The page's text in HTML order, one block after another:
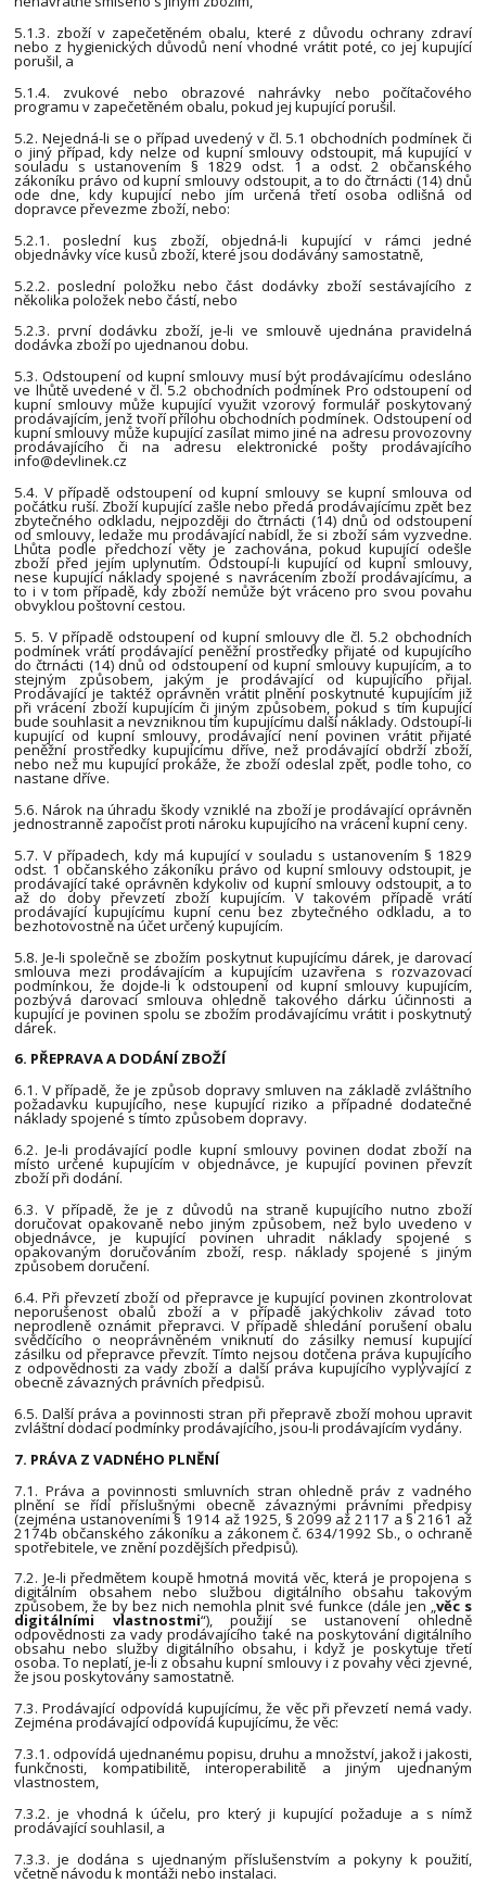
5.1.3. zboží v zapečetěném obalu, které z důvodu ochrany zdraví
nebo z hygienických důvodů není vhodné vrátit poté, co jej kupující
porušil, a
5.1.4. zvukové nebo obrazové nahrávky nebo počítačového
programu v zapečetěném obalu, pokud jej kupující porušil.
5.2. Nejedná-li se o případ uvedený v čl. 5.1 obchodních podmínek či
o jiný případ, kdy nelze od kupní smlouvy odstoupit, má kupující v
souladu s ustanovením § 1829 odst. 1 a odst. 2 občanského
zákoníku právo od kupní smlouvy odstoupit, a to do čtrnácti (14) dnů
ode dne, kdy kupující nebo jím určená třetí osoba odlišná od
dopravce převezme zboží, nebo:
5.2.1. poslední kus zboží, objedná-li kupující v rámci jedné
objednávky více kusů zboží, které jsou dodávány samostatně,
5.2.2. poslední položku nebo část dodávky zboží sestávajícího z
několika položek nebo částí, nebo
5.2.3. první dodávku zboží, je-li ve smlouvě ujednána pravidelná
dodávka zboží po ujednanou dobu.
5.3. Odstoupení od kupní smlouvy musí být prodávajícímu odesláno
ve lhůtě uvedené v čl. 5.2 obchodních podmínek Pro odstoupení od
kupní smlouvy může kupující využit vzorový formulář poskytovaný
prodávajícím, jenž tvoří přílohu obchodních podmínek. Odstoupení od
kupní smlouvy může kupující zasílat mimo jiné na adresu provozovny
prodávajícího či na adresu elektronické pošty prodávajícího
info@devlinek.cz
5.4. V případě odstoupení od kupní smlouvy se kupní smlouva od
počátku ruší. Zboží kupující zašle nebo předá prodávajícímu zpět bez
zbytečného odkladu, nejpozději do čtrnácti (14) dnů od odstoupení
od smlouvy, ledaže mu prodávající nabídl, že si zboží sám vyzvedne.
Lhůta podle předchozí věty je zachována, pokud kupující odešle
zboží před jejím uplynutím. Odstoupí-li kupující od kupní smlouvy,
nese kupující náklady spojené s navrácením zboží prodávajícímu, a
to i v tom případě, kdy zboží nemůže být vráceno pro svou povahu
obvyklou poštovní cestou.
5. 5. V případě odstoupení od kupní smlouvy dle čl. 5.2 obchodních
podmínek vrátí prodávající peněžní prostředky přijaté od kupujícího
do čtrnácti (14) dnů od odstoupení od kupní smlouvy kupujícím, a to
stejným způsobem, jakým je prodávající od kupujícího přijal.
Prodávající je taktéž oprávněn vrátit plnění poskytnuté kupujícím již
při vrácení zboží kupujícím či jiným způsobem, pokud s tím kupující
bude souhlasit a nevzniknou tím kupujícímu další náklady. Odstoupí-li
kupující od kupní smlouvy, prodávající není povinen vrátit přijaté
peněžní prostředky kupujícímu dříve, než prodávající obdrží zboží,
nebo než mu kupující prokáže, že zboží odeslal zpět, podle toho, co
nastane dříve.
5.6. Nárok na úhradu škody vzniklé na zboží je prodávající oprávněn
jednostranně započíst proti nároku kupujícího na vrácení kupní ceny.
5.7. V případech, kdy má kupující v souladu s ustanovením § 1829
odst. 1 občanského zákoníku právo od kupní smlouvy odstoupit, je
prodávající také oprávněn kdykoliv od kupní smlouvy odstoupit, a to
až do doby převzetí zboží kupujícím. V takovém případě vrátí
prodávající kupujícímu kupní cenu bez zbytečného odkladu, a to
bezhotovostně na účet určený kupujícím.
5.8. Je-li společně se zbožím poskytnut kupujícímu dárek, je darovací
smlouva mezi prodávajícím a kupujícím uzavřena s rozvazovací
podmínkou, že dojde-li k odstoupení od kupní smlouvy kupujícím,
pozbývá darovací smlouva ohledně takového dárku účinnosti a
kupující je povinen spolu se zbožím prodávajícímu vrátit i poskytnutý
dárek.
6. PŘEPRAVA A DODÁNÍ ZBOŽÍ
6.1. V případě, že je způsob dopravy smluven na základě zvláštního
požadavku kupujícího, nese kupující riziko a případné dodatečné
náklady spojené s tímto způsobem dopravy.
6.2. Je-li prodávající podle kupní smlouvy povinen dodat zboží na
místo určené kupujícím v objednávce, je kupující povinen převzít
zboží při dodání.
6.3. V případě, že je z důvodů na straně kupujícího nutno zboží
doručovat opakovaně nebo jiným způsobem, než bylo uvedeno v
objednávce, je kupující povinen uhradit náklady spojené s
opakovaným doručováním zboží, resp. náklady spojené s jiným
způsobem doručení.
6.4. Při převzetí zboží od přepravce je kupující povinen zkontrolovat
neporušenost obalů zboží a v případě jakýchkoliv závad toto
neprodleně oznámit přepravci. V případě shledání porušení obalu
svědčícího o neoprávněném vniknutí do zásilky nemusí kupující
zásilku od přepravce převzít. Tímto nejsou dotčena práva kupujícího
z odpovědnosti za vady zboží a další práva kupujícího vyplývající z
obecně závazných právních předpisů.
6.5. Další práva a povinnosti stran při přepravě zboží mohou upravit
zvláštní dodací podmínky prodávajícího, jsou-li prodávajícím vydány.
7. PRÁVA Z VADNÉHO PLNĚNÍ
7.1. Práva a povinnosti smluvních stran ohledně práv z vadného
plnění se řídí příslušnými obecně závaznými právními předpisy
(zejména ustanoveními § 1914 až 1925, § 2099 až 2117 a § 2161 až
2174b občanského zákoníku a zákonem č. 634/1992 Sb., o ochraně
spotřebitele, ve znění pozdějších předpisů).
7.2. Je-li předmětem koupě hmotná movitá věc, která je propojena s
digitálním obsahem nebo službou digitálního obsahu takovým
způsobem, že by bez nich nemohla plnit své funkce (dále jen „věc s
digitálními vlastnostmi“), použijí se ustanovení ohledně
odpovědnosti za vady prodávajícího také na poskytování digitálního
obsahu nebo služby digitálního obsahu, i když je poskytuje třetí
osoba. To neplatí, je-li z obsahu kupní smlouvy i z povahy věci zjevné,
že jsou poskytovány samostatně.
7.3. Prodávající odpovídá kupujícímu, že věc při převzetí nemá vady.
Zejména prodávající odpovídá kupujícímu, že věc:
7.3.1. odpovídá ujednanému popisu, druhu a množství, jakož i jakosti,
funkčnosti, kompatibilitě, interoperabilitě a jiným ujednaným
vlastnostem,
7.3.2. je vhodná k účelu, pro který ji kupující požaduje a s nímž
prodávající souhlasil, a
7.3.3. je dodána s ujednaným příslušenstvím a pokyny k použití,
včetně návodu k montáži nebo instalaci.